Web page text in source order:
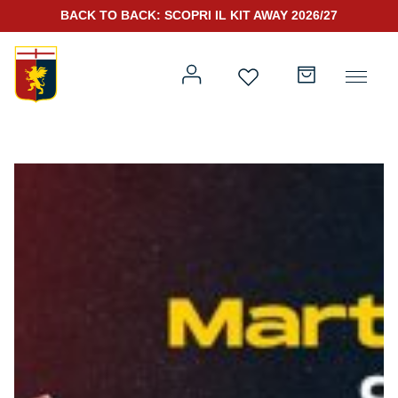
BACK TO BACK: SCOPRI IL KIT AWAY 2026/27